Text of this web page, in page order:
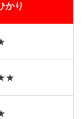
かり